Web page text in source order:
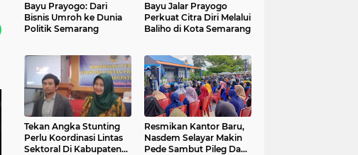
Bayu Prayogo: Dari
Bisnis Umroh ke Dunia
Politik Semarang
Bayu Jalar Prayogo
Perkuat Citra Diri Melalui
Baliho di Kota Semarang
Tekan Angka Stunting
Perlu Koordinasi Lintas
Sektoral Di Kabupaten
Resmikan Kantor Baru,
Nasdem Selayar Makin
Pede Sambut Pileg Dan